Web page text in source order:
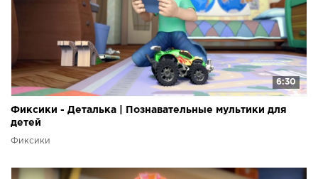
6:30
Фиксики - Деталька | Познавательные мультики для
детей
Фиксики